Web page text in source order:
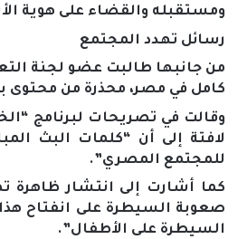
ومستقبله والقضاء على هوية
رسائل تهدد المجتمع
من جانبها طالبت عضو لجنة
كامل في مصر، محذرة من محتوى
وقالت في تصريحات لبرنامج
لافتة إلى أن “كلمات البث
للمجتمع المصري”.
كما أشارت إلى انتشار ظاهرة
صعوبة السيطرة على انفتاح
السيطرة على الأطفال”.